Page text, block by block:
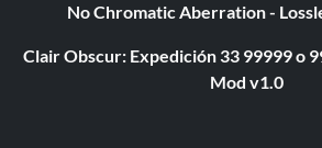
No Chromatic Aberration -
Clair Obscur: Expedición 33 99999 o
Mod v1.0